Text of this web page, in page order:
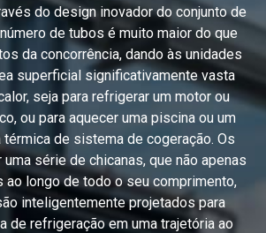
do design inovador do conjunto de
de tubos é muito maior do que
da concorrência, dando às unidades
superficial significativamente vasta
seja para refrigerar um motor ou
ou para aquecer uma piscina ou um
de sistema de cogeração. Os
série de chicanas, que não apenas
ao longo de todo o seu comprimento,
inteligentemente projetados para
de refrigeração em uma trajetória ao